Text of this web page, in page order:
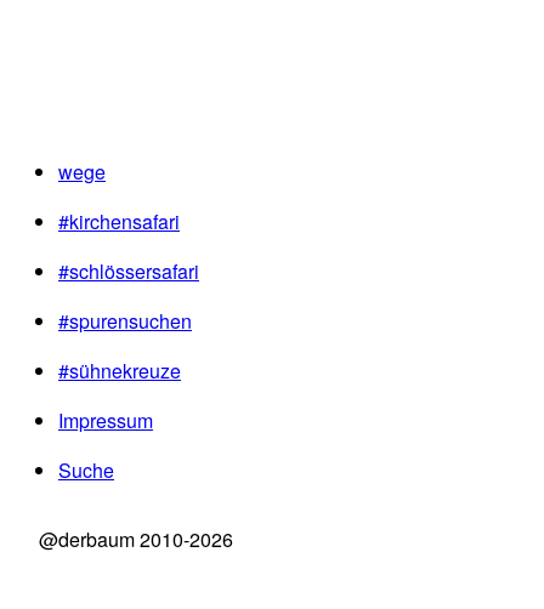
wege
#kirchensafari
#schlössersafari
#spurensuchen
#sühnekreuze
Impressum
Suche
@derbaum 2010-2026